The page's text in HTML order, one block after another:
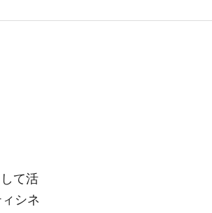
て活
シネ